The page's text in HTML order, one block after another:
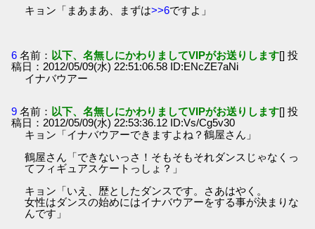
キョン「まあまあ、まずは>>6ですよ」
6 名前： 以下、名無しにかわりましてVIPがお送りします[] 投
稿日：2012/05/09(水) 22:51:06.58 ID:ENcZE7aNi
イナバウアー
9 名前： 以下、名無しにかわりましてVIPがお送りします[] 投
稿日：2012/05/09(水) 22:53:36.12 ID:Vs/Cg5v30
キョン「イナバウアーできますよね？鶴屋さん」
鶴屋さん「できないっさ！そもそもそれダンスじゃなくっ
てフィギュアスケートっしょ？」
キョン「いえ、歴としたダンスです。さあはやく。
女性はダンスの始めにはイナバウアーをする事が決まりな
んです」